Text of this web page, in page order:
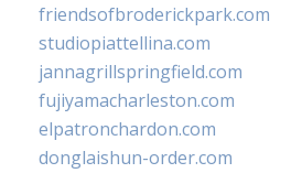
friendsofbroderickpark.com
studiopiattellina.com
jannagrillspringfield.com
fujiyamacharleston.com
elpatronchardon.com
donglaishun-order.com